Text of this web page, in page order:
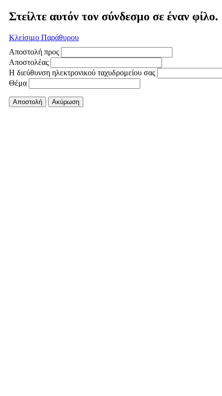
Στείλτε αυτόν τον σύνδεσμο σε έναν φίλο.
Κλείσιμο Παράθυρου
Αποστολή προς
Αποστολέας
Η διεύθυνση ηλεκτρονικού ταχυδρομείου σας
Θέμα
Αποστολή Ακύρωση